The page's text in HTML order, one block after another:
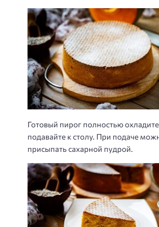
Готовый пирог полностью
подавайте к столу. При подаче
присыпать сахарной пудрой.